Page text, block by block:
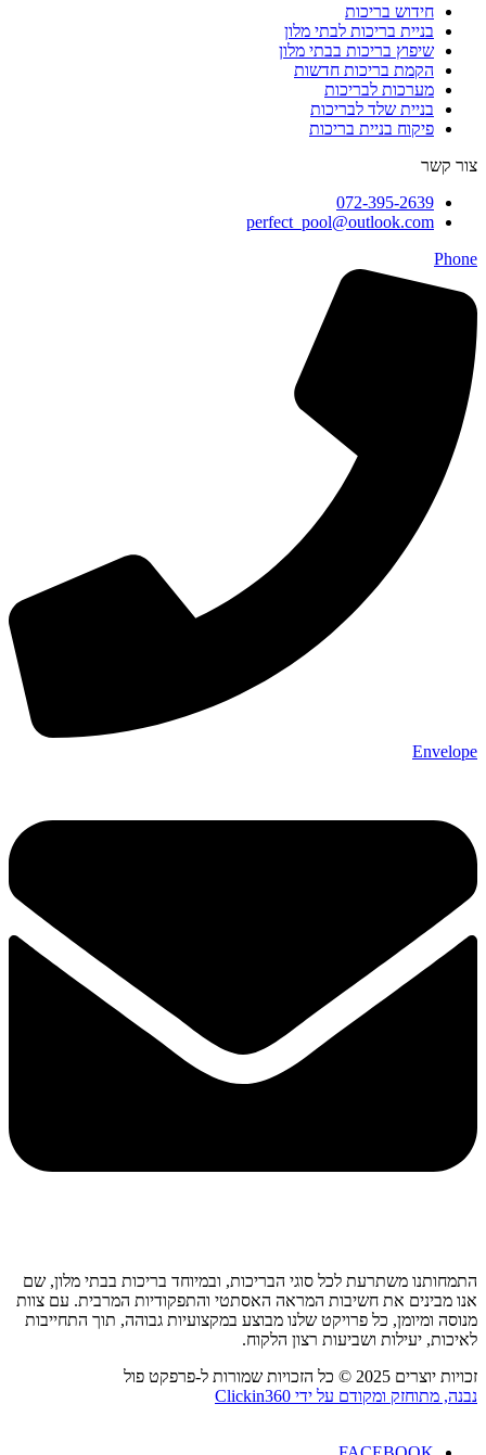
חידוש בריכות
בניית בריכות לבתי מלון
שיפוץ בריכות בבתי מלון
הקמת בריכות חדשות
מערכות לבריכות
בניית שלד לבריכות
פיקוח בניית בריכות
צור קשר
072-395-2639
perfect_pool@outlook.com
Phone
Envelope
התמחותנו משתרעת לכל סוגי הבריכות, ובמיוחד בריכות בבתי מלון, שם
אנו מבינים את חשיבות המראה האסתטי והתפקודיות המרבית. עם צוות
מנוסה ומיומן, כל פרויקט שלנו מבוצע במקצועיות גבוהה, תוך התחייבות
לאיכות, יעילות ושביעות רצון הלקוח.
זכויות יוצרים 2025 © כל הזכויות שמורות ל-פרפקט פול
נבנה, מתוחזק ומקודם על ידי Clickin360